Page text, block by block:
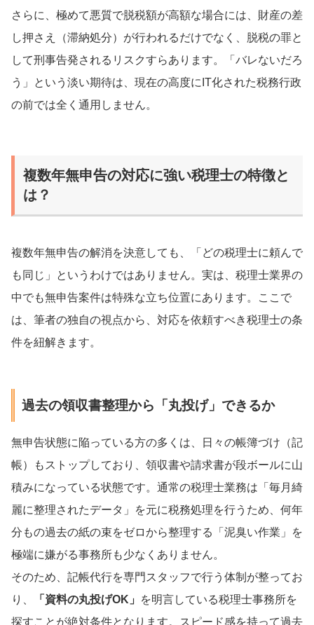
さらに、極めて悪質で脱税額が高額な場合には、財産の差
し押さえ（滞納処分）が行われるだけでなく、脱税の罪と
して刑事告発されるリスクすらあります。「バレないだろ
う」という淡い期待は、現在の高度にIT化された税務行政
の前では全く通用しません。
複数年無申告の対応に強い税理士の特徴と
は？
複数年無申告の解消を決意しても、「どの税理士に頼んで
も同じ」というわけではありません。実は、税理士業界の
中でも無申告案件は特殊な立ち位置にあります。ここで
は、筆者の独自の視点から、対応を依頼すべき税理士の条
件を紐解きます。
過去の領収書整理から「丸投げ」できるか
無申告状態に陥っている方の多くは、日々の帳簿づけ（記
帳）もストップしており、領収書や請求書が段ボールに山
積みになっている状態です。通常の税理士業務は「毎月綺
麗に整理されたデータ」を元に税務処理を行うため、何年
分もの過去の紙の束をゼロから整理する「泥臭い作業」を
極端に嫌がる事務所も少なくありません。
そのため、記帳代行を専門スタッフで行う体制が整ってお
り、
「資料の丸投げOK」
を明言している税理士事務所を
探すことが絶対条件となります。スピード感を持って過去